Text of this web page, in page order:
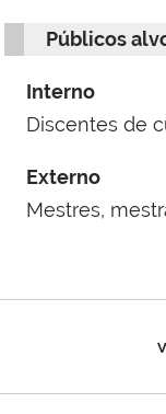
Públicos
Interno
Discentes de
Externo
Mestres,